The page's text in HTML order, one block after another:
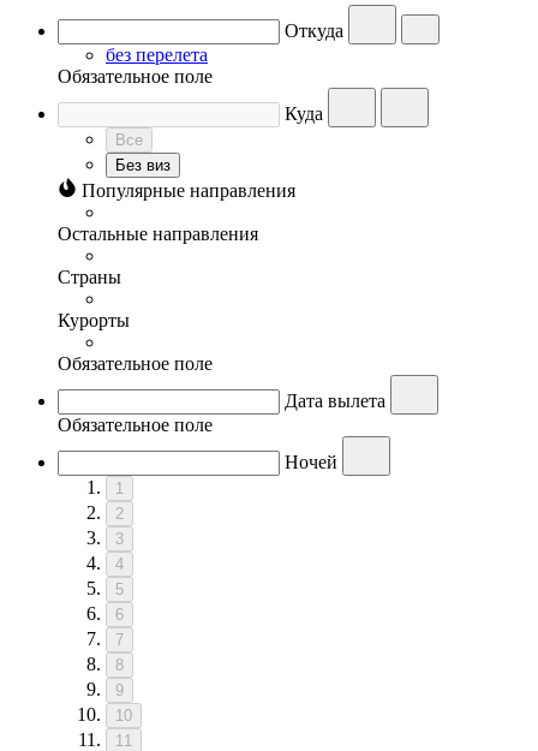
Откуда
без перелета
Обязательное поле
Куда
Все
Без виз
Популярные направления
Остальные направления
Страны
Курорты
Обязательное поле
Дата вылета
Обязательное поле
Ночей
1
2
3
4
5
6
7
8
9
10
11